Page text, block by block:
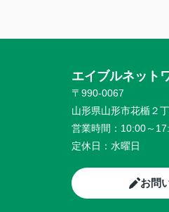
エイブルネット
〒990-0067
山形県山形市花楯２
営業時間： 10:00～
定休日： 水曜日
お問